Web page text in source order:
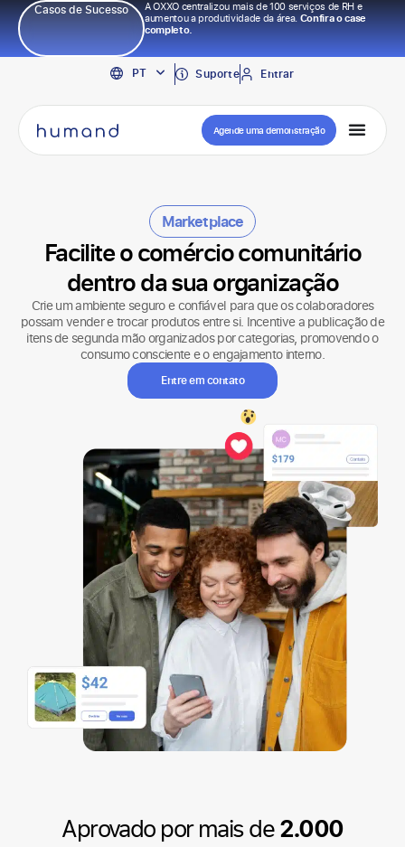
Casos de Sucesso
A OXXO centralizou mais de 100 serviços de RH e
aumentou a produtividade da área.Confira o case
completo.
PT
EN
ES
Suporte Entrar
Agende uma demonstração
Marketplace
Facilite o comércio comunitário
dentro da sua organização
Crie um ambiente seguro e confiável para que os colaboradores
possam vender e trocar produtos entre si. Incentive a publicação de
itens de segunda mão organizados por categorias, promovendo o
consumo consciente e o engajamento interno.
Entre em contato
Aprovado por mais de2.000